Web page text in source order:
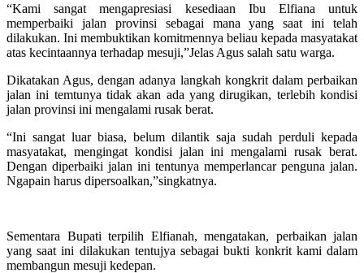
“Kami sangat mengapresiasi kesediaan Ibu Elfiana untuk
memperbaiki jalan provinsi sebagai mana yang saat ini telah
dilakukan. Ini membuktikan komitmennya beliau kepada masyatakat
atas kecintaannya terhadap mesuji,”Jelas Agus salah satu warga.
Dikatakan Agus, dengan adanya langkah kongkrit dalam perbaikan
jalan ini temtunya tidak akan ada yang dirugikan, terlebih kondisi
jalan provinsi ini mengalami rusak berat.
“Ini sangat luar biasa, belum dilantik saja sudah perduli kepada
masyatakat, mengingat kondisi jalan ini mengalami rusak berat.
Dengan diperbaiki jalan ini tentunya memperlancar penguna jalan.
Ngapain harus dipersoalkan,”singkatnya.
Sementara Bupati terpilih Elfianah, mengatakan, perbaikan jalan
yang saat ini dilakukan tentujya sebagai bukti konkrit kami dalam
membangun mesuji kedepan.